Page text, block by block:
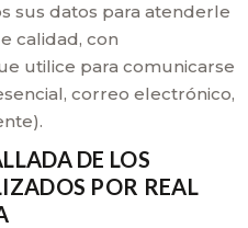
sus datos para atenderle
calidad, con
utilice para comunicarse
correo electrónico,
DE LOS
POR REAL